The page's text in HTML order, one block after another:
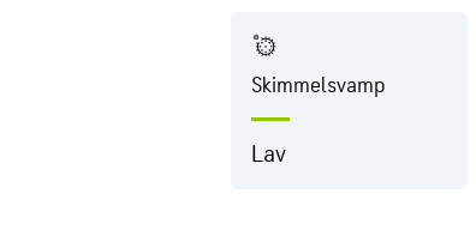
Skimmelsvamp
Lav